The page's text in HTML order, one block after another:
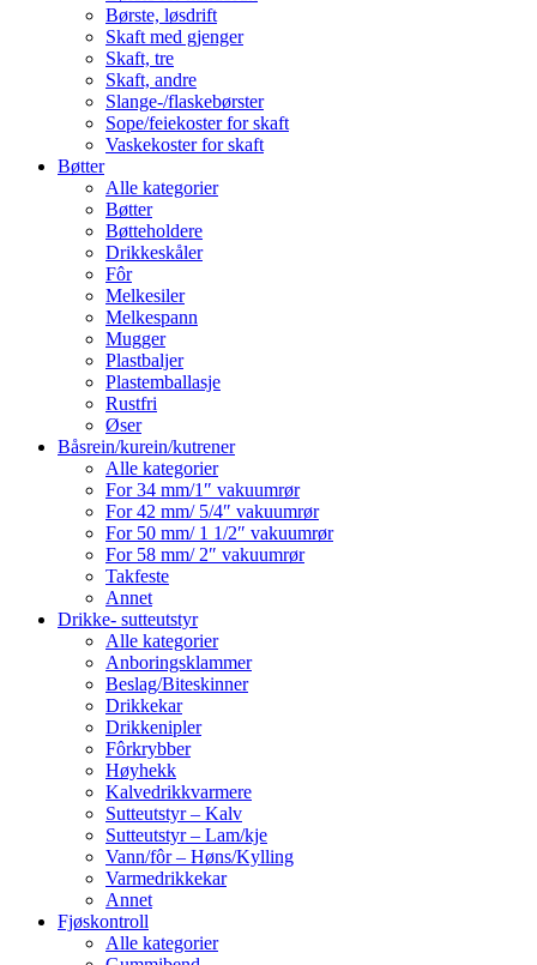
Børste, løsdrift
Skaft med gjenger
Skaft, tre
Skaft, andre
Slange-/flaskebørster
Sope/feiekoster for skaft
Vaskekoster for skaft
Bøtter
Alle kategorier
Bøtter
Bøtteholdere
Drikkeskåler
Fôr
Melkesiler
Melkespann
Mugger
Plastbaljer
Plastemballasje
Rustfri
Øser
Båsrein/kurein/kutrener
Alle kategorier
For 34 mm/1″ vakuumrør
For 42 mm/ 5/4″ vakuumrør
For 50 mm/ 1 1/2″ vakuumrør
For 58 mm/ 2″ vakuumrør
Takfeste
Annet
Drikke- sutteutstyr
Alle kategorier
Anboringsklammer
Beslag/Biteskinner
Drikkekar
Drikkenipler
Fôrkrybber
Høyhekk
Kalvedrikkvarmere
Sutteutstyr – Kalv
Sutteutstyr – Lam/kje
Vann/fôr – Høns/Kylling
Varmedrikkekar
Annet
Fjøskontroll
Alle kategorier